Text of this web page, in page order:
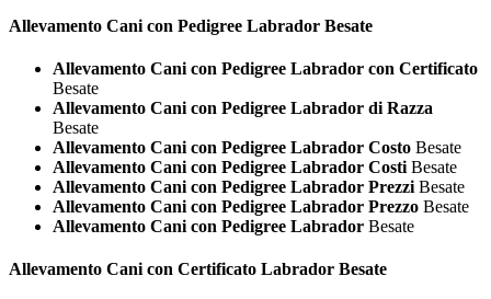
Allevamento Cani con Pedigree Labrador Besate
Allevamento Cani con Pedigree Labrador con Certificato
Besate
Allevamento Cani con Pedigree Labrador di Razza
Besate
Allevamento Cani con Pedigree Labrador Costo Besate
Allevamento Cani con Pedigree Labrador Costi Besate
Allevamento Cani con Pedigree Labrador Prezzi Besate
Allevamento Cani con Pedigree Labrador Prezzo Besate
Allevamento Cani con Pedigree Labrador Besate
Allevamento Cani con Certificato Labrador Besate